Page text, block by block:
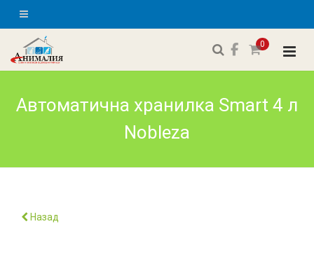
0
Автоматична хранилка Smart 4 л
Nobleza
Назад